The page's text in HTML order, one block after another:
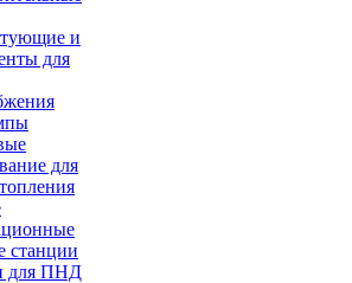
и
для
для
станции
для ПНД